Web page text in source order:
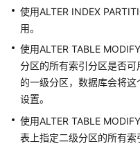
服
务
公
告
产
品
介
绍
使用ALTER INDEX
用。
使用ALTER TABLE
分区的所有索引分区是否
的一级分区，数据库会将
设置。
使用ALTER TABLE
表上指定二级分区的所有索